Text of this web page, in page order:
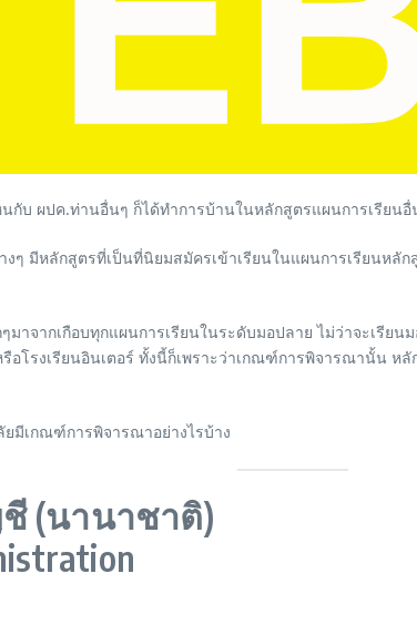
บ ผปค.ท่านอื่นๆ ก็ได้ทำการบ้านในหลักสูตรแผนการเรียน
ๆ มีหลักสูตรที่เป็นที่นิยมสมัครเข้าเรียนในแผนการเรียน
มาจากเกือบทุกแผนการเรียนในระดับมอปลาย ไม่ว่าจะเรี
โรงเรียนอินเตอร์ ทั้งนี้ก็เพราะว่าเกณฑ์การพิจารณานั้น ห
ยมีเกณฑ์การพิจารณาอย่างไรบ้าง
(นานาชาติ)